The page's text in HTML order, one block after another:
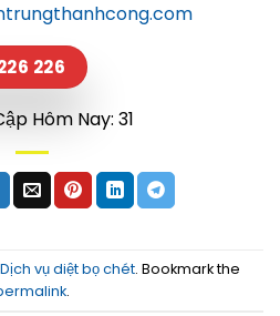
226
Hôm Nay: 31
Dịch vụ diệt bọ chét. Bookmark the
.